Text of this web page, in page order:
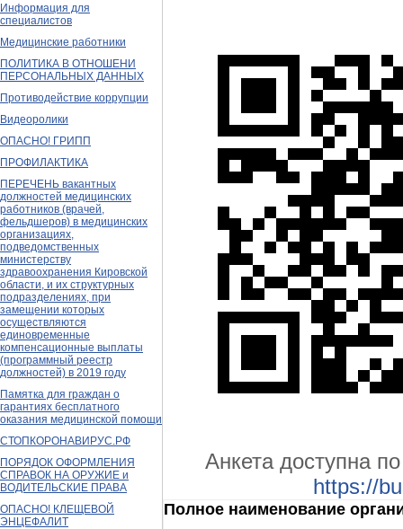
Информация для
специалистов
Медицинские работники
ПОЛИТИКА В ОТНОШЕНИ
ПЕРСОНАЛЬНЫХ ДАННЫХ
Противодействие коррупции
Видеоролики
ОПАСНО! ГРИПП
ПРОФИЛАКТИКА
ПЕРЕЧЕНЬ вакантных
должностей медицинских
работников (врачей,
фельдшеров) в медицинских
организациях,
подведомственных
министерству
здравоохранения Кировской
области, и их структурных
подразделениях, при
замещении которых
осуществляются
единовременные
компенсационные выплаты
(программный реестр
должностей) в 2019 году
Памятка для граждан о
гарантиях бесплатного
оказания медицинской помощи
СТОПКОРОНАВИРУС.РФ
ПОРЯДОК ОФОРМЛЕНИЯ
СПРАВОК НА ОРУЖИЕ и
ВОДИТЕЛЬСКИЕ ПРАВА
ОПАСНО! КЛЕЩЕВОЙ
ЭНЦЕФАЛИТ
Анкета доступна
https://
Полное наименование